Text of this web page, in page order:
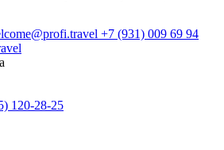
+7 (931) 009 69 94
120-28-25